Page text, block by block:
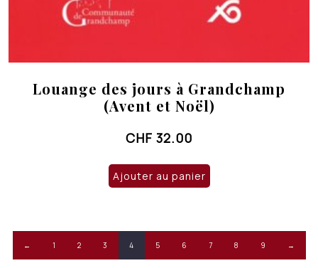
Louange des jours à Grandchamp
(Avent et Noël)
CHF 32.00
Ajouter au panier
← 1 2 3 4 5 6 7 8 9 →